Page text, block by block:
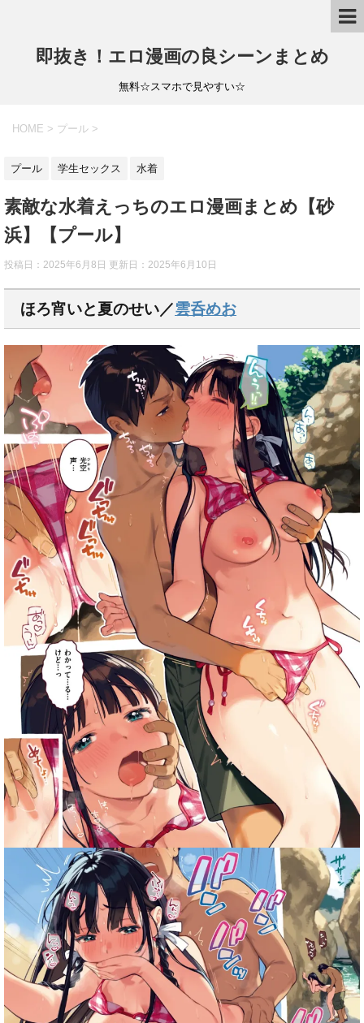
即抜き！エロ漫画の良シーンまとめ
無料☆スマホで見やすい☆
HOME > プール >
プール 学生セックス 水着
素敵な水着えっちのエロ漫画まとめ【砂
浜】【プール】
投稿日：2025年6月8日 更新日： 2025年6月10日
ほろ宵いと夏のせい／雲呑めお